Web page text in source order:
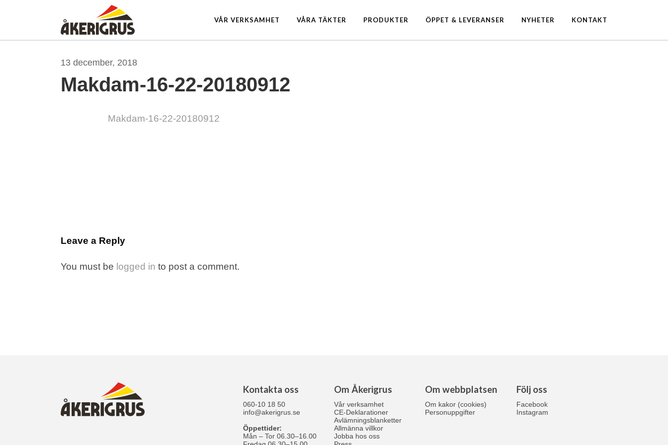
content
VÅR VERKSAMHET VÅRA TÄKTER PRODUKTER ÖPPET & LEVERANSER NYHETER KONTAKT
13 december, 2018
Makdam-16-22-20180912
Makdam-16-22-20180912
Leave a Reply
You must be logged in to post a comment.
Kontakta oss
060-10 18 50
info@akerigrus.se
Öppettider:
Mån – Tor 06.30–16.00
Om Åkerigrus
Vår verksamhet
CE-Deklarationer
Avlämningsblanketter
Allmänna villkor
Jobba hos oss
Om webbplatsen
Om kakor (cookies)
Personuppgifter
Följ oss
Facebook
Instagram